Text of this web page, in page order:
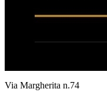
Via Margherita n.74